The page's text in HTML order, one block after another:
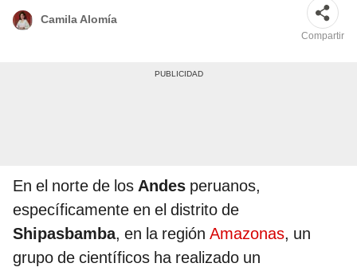
Camila Alomía
Compartir
En el norte de los Andes peruanos,
específicamente en el distrito de
Shipasbamba, en la región Amazonas, un
grupo de científicos ha realizado un